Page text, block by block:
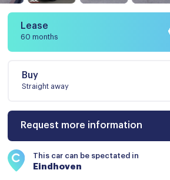
Lease
60 months
Buy
Straight away
Request more information
This car can be spectated in
Eindhoven